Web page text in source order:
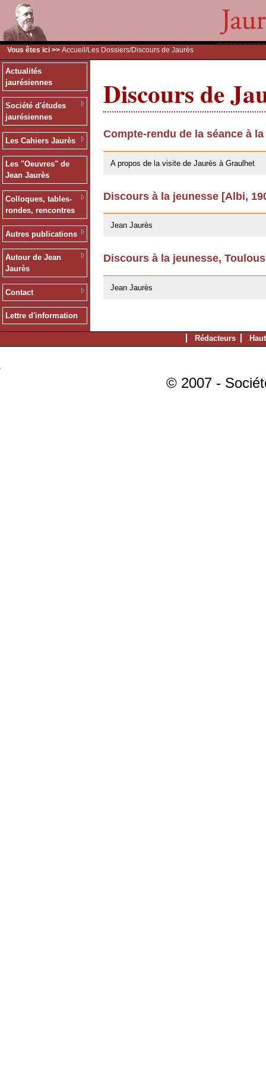
Vous êtes ici >> Accueil /Les Dossiers/Discours de Jaurès
Actualités
jaurésiennes
Société d'études
jaurésiennes
Les Cahiers Jaurès
Les "Oeuvres" de
Jean Jaurès
Colloques, tables-
rondes, rencontres
Autres publications
Autour de Jean
Jaurès
Contact
Lettre d'information
Discours de
Compte-rendu de la séance à
A propos de la visite de Jaurès à Graulhet
Discours à la jeunesse [Albi,
Jean Jaurès
Discours à la jeunesse,
Jean Jaurès
Rédacteurs
© 2007 -